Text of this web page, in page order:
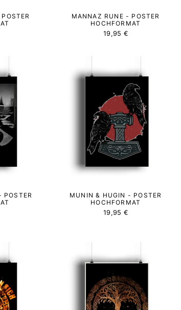
MANNAZ RUNE - POSTER
HOCHFORMAT
19,95 €
POSTER
MUNIN & HUGIN - POSTER
HOCHFORMAT
19,95 €